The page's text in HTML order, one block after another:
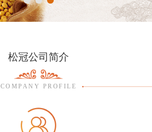
松冠公司简介
COMPANY PROFILE